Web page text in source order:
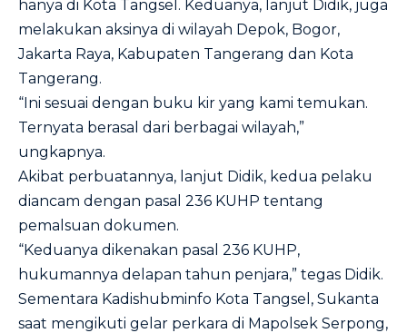
hanya di Kota Tangsel. Keduanya, lanjut Didik, juga
melakukan aksinya di wilayah Depok, Bogor,
Jakarta Raya, Kabupaten Tangerang dan Kota
Tangerang.
“Ini sesuai dengan buku kir yang kami temukan.
Ternyata berasal dari berbagai wilayah,”
ungkapnya.
Akibat perbuatannya, lanjut Didik, kedua pelaku
diancam dengan pasal 236 KUHP tentang
pemalsuan dokumen.
“Keduanya dikenakan pasal 236 KUHP,
hukumannya delapan tahun penjara,” tegas Didik.
Sementara Kadishubminfo Kota Tangsel, Sukanta
saat mengikuti gelar perkara di Mapolsek Serpong,